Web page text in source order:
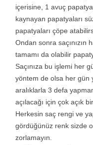
içerisine, 1 avuç
kaynayan papatyaları
papatyaları çöpe
Ondan sonra saçınızın
tamamı da olabilir
Saçınıza bu işlemi her
yöntem de olsa her gün
aralıklarla 3 defa
açılacağı için çok açık
Herkesin saç rengi ve
gördüğünüz renk sizde
zorlamayın.